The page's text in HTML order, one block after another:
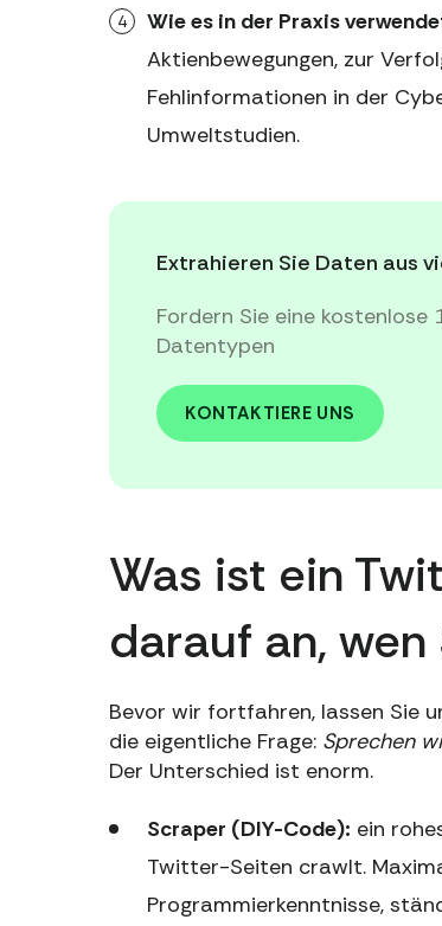
Wie es in der Praxis
Aktienbewegungen, zur
Fehlinformationen in der
Umweltstudien.
Extrahieren Sie Daten aus
Fordern Sie eine
Datentypen
KONTAKTIERE UNS
Was ist ein
darauf an, wen
Bevor wir fortfahren, lassen Sie
die eigentliche Frage: Sprechen
Der Unterschied ist enorm.
Scraper (DIY-Code): ein
Twitter-Seiten crawlt.
Programmierkenntnisse,